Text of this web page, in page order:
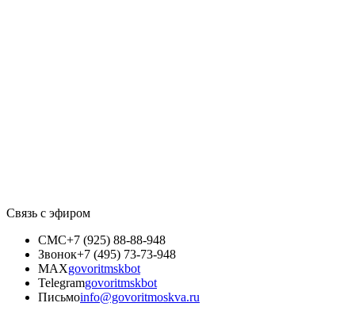
Связь с эфиром
СМС+7 (925) 88-88-948
Звонок+7 (495) 73-73-948
MAXgovoritmskbot
Telegramgovoritmskbot
Письмоinfo@govoritmoskva.ru